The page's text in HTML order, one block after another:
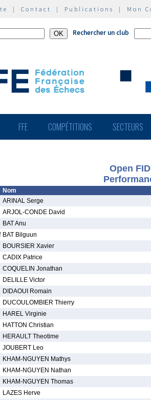
| Contact | Publications | Mon
Rechercher un club
FFE COMPÉTITIONS SECTEURS
Open
Nom
ARINAL Serge
ARJOL-CONDE David
BAT Anu
BAT Bilguun
BOURSIER Xavier
CADIX Patrice
COQUELIN Jonathan
DELILLE Victor
DIDAOUI Romain
DUCOULOMBIER Thierry
HAREL Virginie
HATTON Christian
HERAULT Theotime
JOUBERT Leo
KHAM-NGUYEN Mathys
KHAM-NGUYEN Nathan
KHAM-NGUYEN Thomas
LAZES Herve